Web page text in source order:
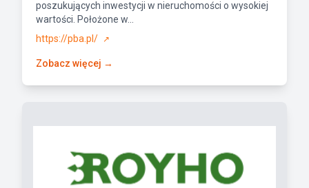
poszukujących inwestycji w nieruchomości o wysokiej
wartości. Położone w...
https://pba.pl/
↗
Zobacz więcej →